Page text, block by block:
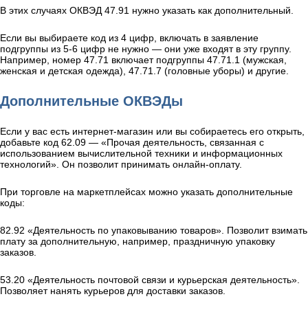
В этих случаях ОКВЭД 47.91 нужно указать как дополнительный.
Если вы выбираете код из 4 цифр, включать в заявление
подгруппы из 5-6 цифр не нужно — они уже входят в эту группу.
Например, номер 47.71 включает подгруппы 47.71.1 (мужская,
женская и детская одежда), 47.71.7 (головные уборы) и другие.
Дополнительные ОКВЭДы
Если у вас есть интернет-магазин или вы собираетесь его открыть,
добавьте код 62.09 — «Прочая деятельность, связанная с
использованием вычислительной техники и информационных
технологий». Он позволит принимать онлайн-оплату.
При торговле на маркетплейсах можно указать дополнительные
коды:
82.92 «Деятельность по упаковыванию товаров». Позволит взимать
плату за дополнительную, например, праздничную упаковку
заказов.
53.20 «Деятельность почтовой связи и курьерская деятельность».
Позволяет нанять курьеров для доставки заказов.